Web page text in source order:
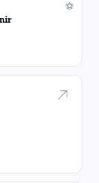
⚽